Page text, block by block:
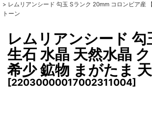
> レムリアンシード 勾玉 Sランク 20mm コロンビア産
トーン
レムリアンシード
生石 水晶 天然水晶
希少 鉱物 まがたま
[22030000017002311004]